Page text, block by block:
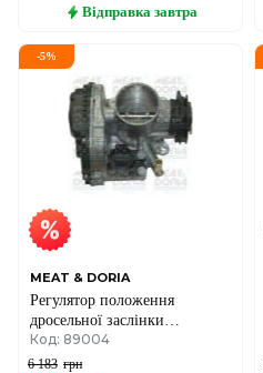
Відправка завтра
-5%
MEAT & DORIA
Регулятор положення
дросельної заслінки
Volkswagen Golf IV, Polo,
Škoda Octavia 1.4
Код: 89004
6 183 грн